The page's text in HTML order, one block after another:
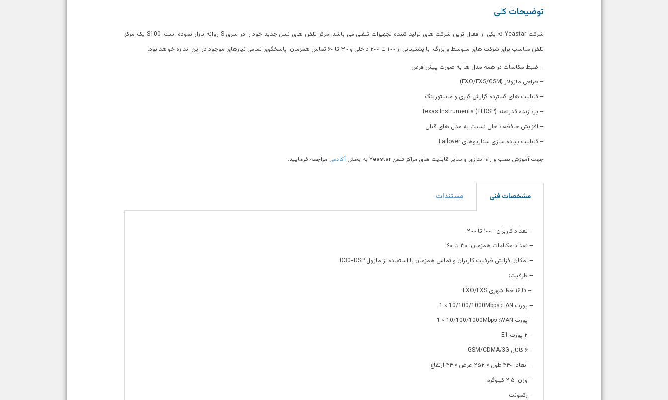
توضیحات کلی
شرکت Yeastar که یکی از فعال ترین شرکت های تولید کننده تجهیزات تلفنی می باشد، مرکز تلفن های نسل جدید خود را در سری S روانه بازار نموده است. S100 یک مرکز
تلفن مناسب برای شرکت های متوسط و بزرگ، با پشتیبانی از ۱۰۰ تا ۲۰۰ داخلی و ۳۰ تا ۶۰ تماس همزمان، پاسخگوی تمامی نیازهای موجود در این اندازه خواهد بود.
– ضبط مکالمات در همه مدل ها به صورت پیش فرض
– طراحی ماژولار (FXO/FXS/GSM)
– قابلیت های گسترده گزارش گیری و مانیتورینگ
– پردازنده قدرتمند (Texas Instruments (TI DSP
– افزایش حافظه داخلی نسبت به مدل های قبلی
– قابلیت پیاده سازی سناریوهای Failover
جهت آموزش نصب و راه اندازی و سایر قابلیت های مراکز تلفن Yeastar به بخش
آکادمی مراجعه فرمایید.
مشخصات فنی مستندات
– تعداد کاربران : ۱۰۰ تا ۲۰۰
– تعداد مکالمات همزمان: ۳۰ تا ۶۰
– امکان افزایش ظرفیت کاربران و تماس همزمان با استفاده از ماژول D30-DSP
– ظرفیت:
– تا ۱۶ خط شهری FXO/FXS
– پورت LAN
:
1 × 10/100/1000Mbps
– پورت WAN:
1 × 10/100/1000Mbps
– ۲ پورت E1
– ۶ کانال GSM/CDMA/3G
– ابعاد: ۴۴۰ طول × ۲۵۲ عرض × ۴۴ ارتفاع
– وزن: ۲.۵ کیلوگرم
– رکمونت